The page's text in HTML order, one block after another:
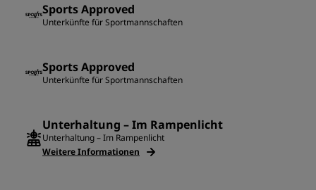
Sports Approved
Unterkünfte für Sportmannschaften
Sports Approved
Unterkünfte für Sportmannschaften
Unterhaltung – Im Rampenlicht
Unterhaltung – Im Rampenlicht
Weitere Informationen